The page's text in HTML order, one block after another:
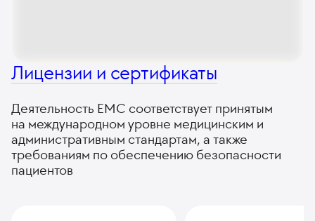
Лицензии и сертификаты
Деятельность ЕМС соответствует принятым
на международном уровне медицинским и
административным стандартам, а также
требованиям по обеспечению безопасности
пациентов